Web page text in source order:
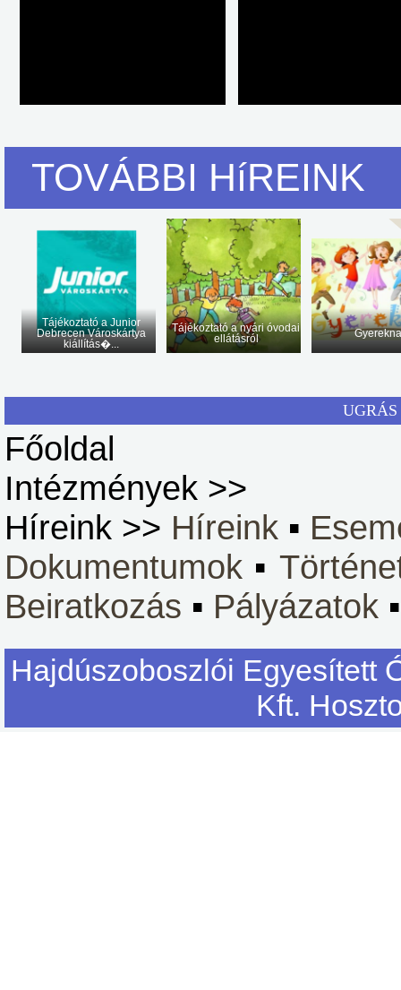
TOVÁBBI HíREINK
Tájékoztató a Junior
Debrecen Városkártya
kiállítás�...
Tájékoztató a nyári óvodai
ellátásról
Főoldal
Intézmények >>
Híreink >> Híreink ▪
Dokumentumok ▪
Beiratkozás ▪ Pályázatok
Hajdúszoboszlói Egyesített
Kft.